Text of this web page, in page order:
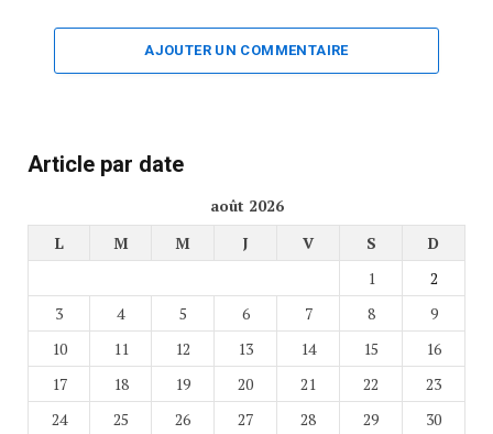
AJOUTER UN COMMENTAIRE
Article par date
août 2026
L
M M J V S
D
1
2
3
4 5 6 7 8
9
10
11 12 13 14 15
16
17
18 19 20 21 22
23
24
25 26 27 28 29
30